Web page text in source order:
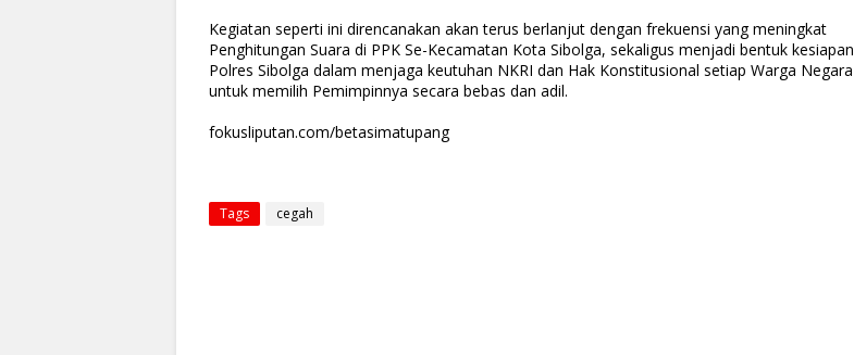
Kegiatan seperti ini direncanakan akan terus berlanjut dengan frekuensi yang meningkat
Penghitungan Suara di PPK Se-Kecamatan Kota Sibolga, sekaligus menjadi bentuk kesiapan
Polres Sibolga dalam menjaga keutuhan NKRI dan Hak Konstitusional setiap Warga Negara
untuk memilih Pemimpinnya secara bebas dan adil.
fokusliputan.com/betasimatupang
Tags cegah